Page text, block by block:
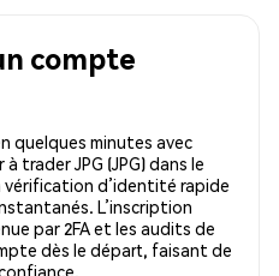
compte
quelques minutes avec
trader JPG (JPG) dans le
d’identité rapide
L’inscription
par 2FA et les audits de
dès le départ, faisant de